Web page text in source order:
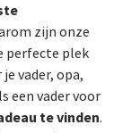
zijn onze
perfecte plek
vader, opa,
een vader voor
te vinden.